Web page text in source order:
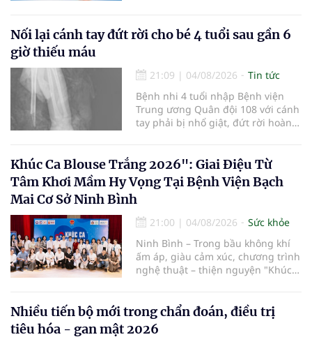
cường truyền thông, hoàn thiện
quy trình chuyên môn và hệ thống
hiến và ghép mô tạng.
Nối lại cánh tay đứt rời cho bé 4 tuổi sau gần 6
giờ thiếu máu
21:09 | 04/08/2026
Tin tức
Bệnh nhi 4 tuổi nhập Bệnh viện
Trung ương Quân đội 108 với cánh
tay phải bị nhổ giật, đứt rời hoàn
thương nặng và thời gian thiếu
máu kéo dài, các bác sĩ đã tái lập
tuần hoàn thành công sau ca vi
phẫu kéo dài 3 giờ.
Khúc Ca Blouse Trắng 2026": Giai Điệu Từ
Tâm Khơi Mầm Hy Vọng Tại Bệnh Viện Bạch
Mai Cơ Sở Ninh Bình
21:00 | 04/08/2026
Sức khỏe
Ninh Bình – Trong bầu không khí
ấm áp, giàu cảm xúc, chương trình
nghệ thuật – thiện nguyện "Khúc
điểm dừng chân đầu tiên tại Bệnh
viện Bạch Mai cơ sở Ninh Bình.
Nhiều tiến bộ mới trong chẩn đoán, điều trị
tiêu hóa - gan mật 2026